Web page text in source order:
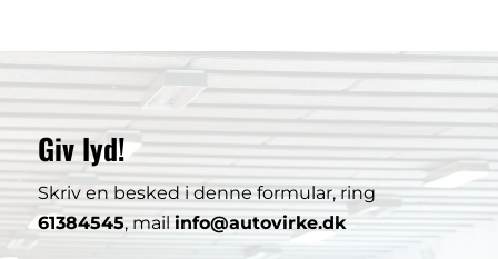
Giv lyd!
Skriv en besked i denne formular, ring
61384545, mail info@autovirke.dk